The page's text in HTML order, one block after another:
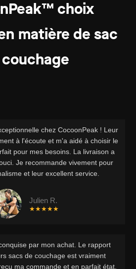
choix
matière de sac
chez CocoonPeak ! Leur
à l'écoute et m'a aidé à choisir le
pour mes besoins. La livraison a
Je recommande vivement pour
et leur excellent service.
Julien R.
★★★★★
par mon achat. Le rapport
sacs de couchage est vraiment
ma commande et en parfait état.